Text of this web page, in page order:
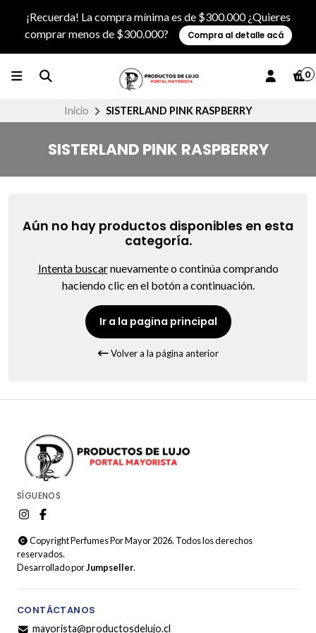
¡Recuerda! La compra mínima es de $300.000 ¿Quieres
comprar menos de $300.000?
Compra al detalle acá
0
Inicio SISTERLAND PINK RASPBERRY
SISTERLAND PINK RASPBERRY
Aún no hay productos disponibles en esta
categoría.
Intenta buscarnuevamente o continúa comprando
haciendo clic en el botón a continuación.
Ir a la pagina principal
Volver a la página anterior
SÍGUENOS
Copyright Perfumes Por Mayor 2026. Todos los derechos
reservados.
Desarrollado porJumpseller.
CONTÁCTANOS
mayorista@productosdelujo.cl